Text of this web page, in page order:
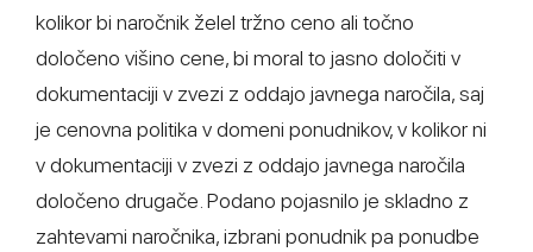
kolikor bi naročnik želel tržno ceno ali točno
določeno višino cene, bi moral to jasno določiti v
dokumentaciji v zvezi z oddajo javnega naročila, saj
je cenovna politika v domeni ponudnikov, v kolikor ni
v dokumentaciji v zvezi z oddajo javnega naročila
določeno drugače. Podano pojasnilo je skladno z
zahtevami naročnika, izbrani ponudnik pa ponudbe